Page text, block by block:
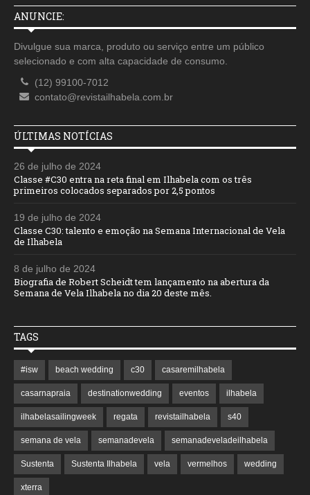
ANUNCIE:
Divulgue sua marca, produto ou serviço entre um público
selecionado e com alta capacidade de consumo.
(12) 99100-7012
contato@revistailhabela.com.br
ÚLTIMAS NOTÍCIAS
26 de julho de 2024
Classe #C30 entra na reta final em Ilhabela com os três
primeiros colocados separados por 2,5 pontos
19 de julho de 2024
Classe C30: talento e emoção na Semana Internacional de Vela
de Ilhabela
8 de julho de 2024
Biografia de Robert Scheidt tem lançamento na abertura da
Semana de Vela Ilhabela no dia 20 deste mês.
TAGS
#isw beach wedding c30 casaremilhabela
casarnapraia destinationwedding eventos ilhabela
ilhabelasailingweek regata revistailhabela s40
semana de vela semanadevela semanadeveladeilhabela
Sustenta Sustenta Ilhabela vela vermelhos wedding
xterra